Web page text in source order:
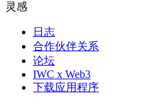
灵感
日志
合作伙伴关系
论坛
IWC x Web3
下载应用程序